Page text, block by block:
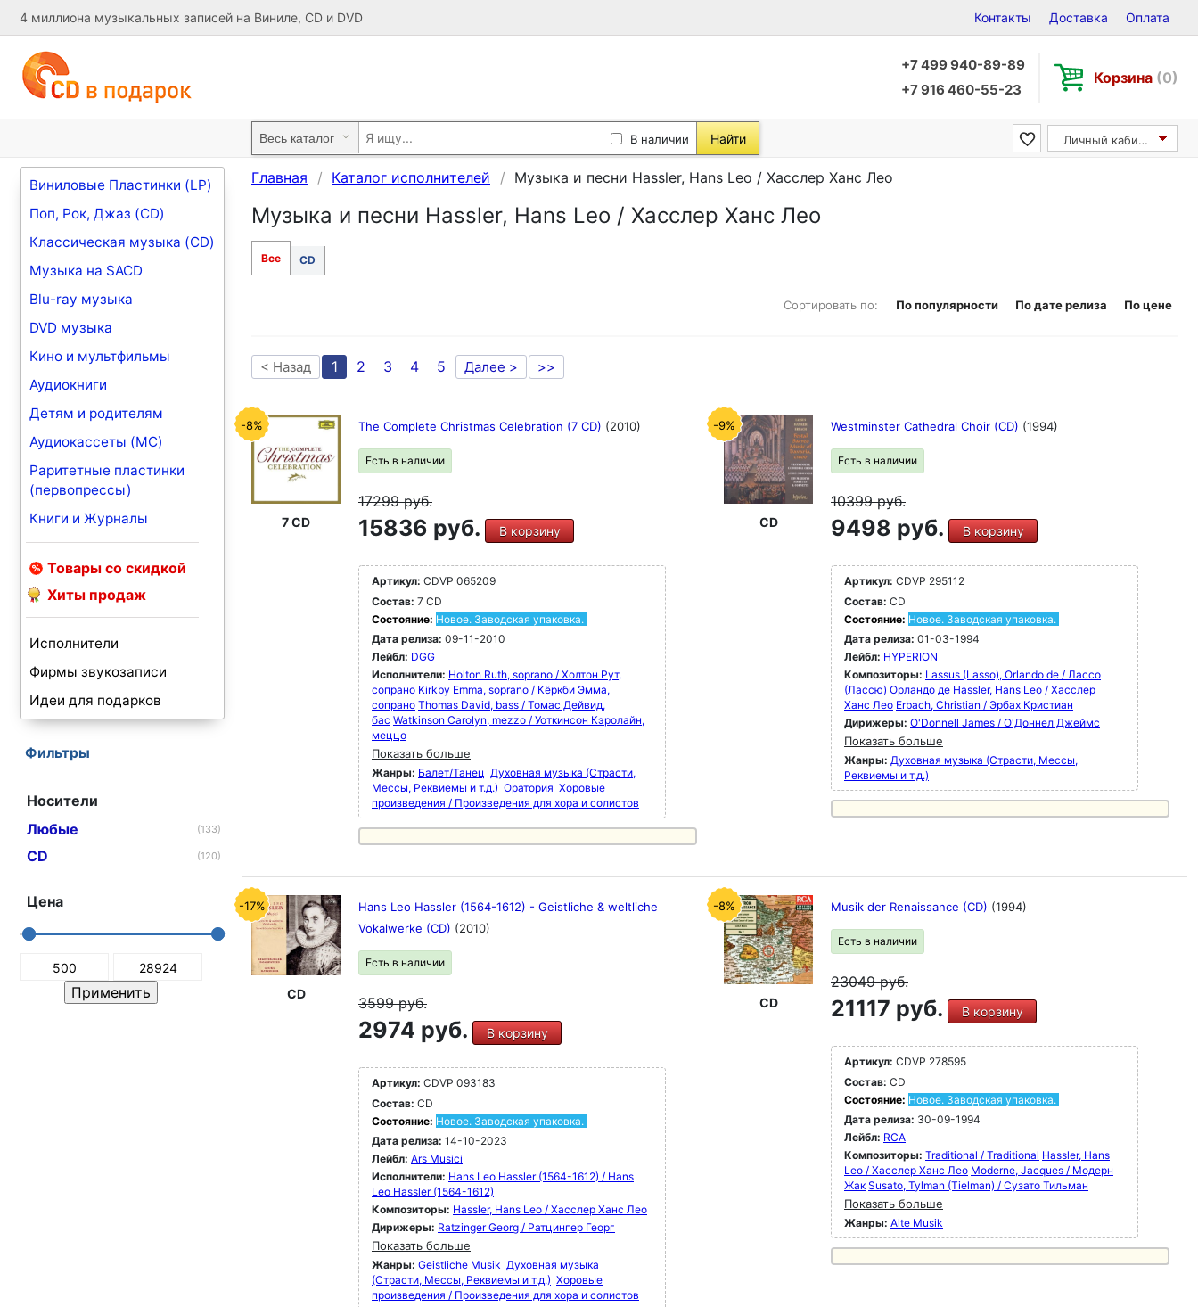
4 миллиона музыкальных записей на Виниле, CD и DVD Контакты Доставка Оплата
+7 499 940-89-89
+7 916 460-55-23
Корзина (0)
В наличии Найти Личный кабинет
Виниловые Пластинки (LP)
Поп, Рок, Джаз (CD)
Классическая музыка (CD)
Музыка на SACD
Blu-ray музыка
DVD музыка
Кино и мультфильмы
Аудиокниги
Детям и родителям
Аудиокассеты (MC)
Раритетные пластинки
(первопрессы)
Книги и Журналы
Товары со скидкой
Хиты продаж
Исполнители
Фирмы звукозаписи
Идеи для подарков
Фильтры
Носители
Любые
(133)
CD (120)
Цена
Главная Каталог исполнителей Музыка и песни Hassler, Hans Leo / Хасслер Ханс Лео
Музыка и песни Hassler, Hans Leo / Хасслер Ханс Лео
Все CD
Сортировать по: По популярности По дате релиза По цене
< Назад 1 2 3 4 5 Далее > >>
-8%
7 CD
The Complete Christmas Celebration (7 CD) (2010)
Есть в наличии
17299руб.
15836 руб. В корзину
Артикул: CDVP 065209
Состав: 7 CD
Состояние: Новое. Заводская упаковка.
Дата релиза: 09-11-2010
Лейбл: DGG
Исполнители: Holton Ruth, soprano / Холтон Рут,
сопрано Kirkby Emma, soprano / Кёркби Эмма,
сопрано Thomas David, bass / Томас Дейвид,
бас Watkinson Carolyn, mezzo / Уоткинсон Кэролайн,
меццо
Показать больше
Жанры: Балет/Танец Духовная музыка (Страсти,
Мессы, Реквиемы и т.д.) Оратория Хоровые
произведения / Произведения для хора и солистов
-9%
CD
Westminster Cathedral Choir (CD) (1994)
Есть в наличии
10399руб.
9498 руб. В корзину
Артикул: CDVP 295112
Состав: CD
Состояние: Новое. Заводская упаковка.
Дата релиза: 01-03-1994
Лейбл: HYPERION
Композиторы: Lassus (Lasso), Orlando de / Лассо
(Лассю) Орландо де Hassler, Hans Leo / Хасслер
Ханс Лео Erbach, Christian / Эрбах Кристиан
Дирижеры: O'Donnell James / О'Доннел Джеймс
Показать больше
Жанры: Духовная музыка (Страсти, Мессы,
Реквиемы и т.д.)
-17%
CD
Hans Leo Hassler (1564-1612) - Geistliche & weltliche
Vokalwerke (CD) (2010)
Есть в наличии
3599руб.
2974 руб. В корзину
Артикул: CDVP 093183
Состав: CD
Состояние: Новое. Заводская упаковка.
Дата релиза: 14-10-2023
Лейбл: Ars Musici
Исполнители: Hans Leo Hassler (1564-1612) / Hans
Leo Hassler (1564-1612)
Композиторы: Hassler, Hans Leo / Хасслер Ханс Лео
Дирижеры: Ratzinger Georg / Ратцингер Георг
Показать больше
Жанры: Geistliche Musik Духовная музыка
(Страсти, Мессы, Реквиемы и т.д.) Хоровые
произведения / Произведения для хора и солистов
-8%
CD
Musik der Renaissance (CD) (1994)
Есть в наличии
23049руб.
21117 руб. В корзину
Артикул: CDVP 278595
Состав: CD
Состояние: Новое. Заводская упаковка.
Дата релиза: 30-09-1994
Лейбл: RCA
Композиторы: Traditional / Traditional Hassler, Hans
Leo / Хасслер Ханс Лео Moderne, Jacques / Модерн
Жак Susato, Tylman (Tielman) / Сузато Тильман
Показать больше
Жанры: Alte Musik